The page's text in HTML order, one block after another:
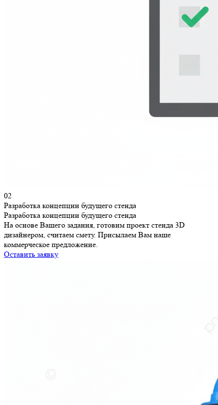
02
Разработка концепции будущего стенда
Разработка концепции будущего стенда
На основе Вашего задания, готовим проект стенда 3D
дизайнером, считаем смету. Присылаем Вам наше
коммерческое предложение.
Оставить заявку